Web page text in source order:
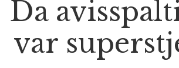
Da
var